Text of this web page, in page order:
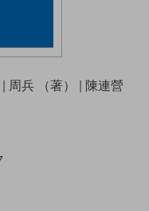
| 周兵 （著） | 陳連營